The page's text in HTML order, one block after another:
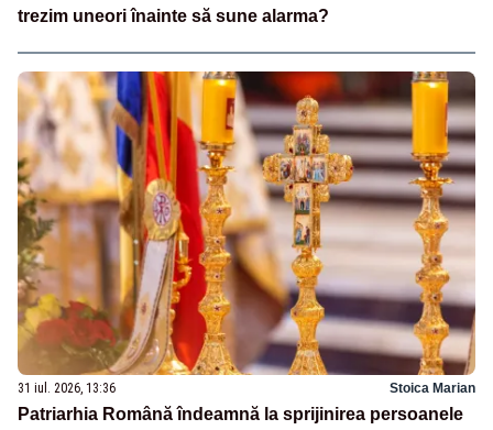
trezim uneori înainte să sune alarma?
31 iul. 2026, 13:36 Stoica Marian
Patriarhia Română îndeamnă la sprijinirea persoanele